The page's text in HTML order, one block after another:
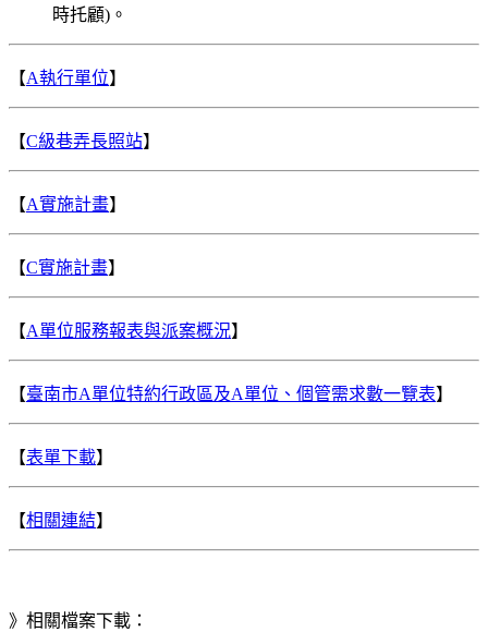
時托顧)。
【A執行單位】
【C級巷弄長照站】
【A實施計畫】
【C實施計畫】
【A單位服務報表與派案概況】
【臺南市A單位特約行政區及A單位、個管需求數一覽表】
【表單下載】
【相關連結】
》相關檔案下載：